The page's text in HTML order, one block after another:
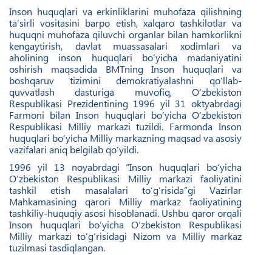
Inson huquqlari va erkinliklarini muhofaza qilishning
ta’sirli vositasini barpo etish, xalqaro tashkilotlar va
huquqni muhofaza qiluvchi organlar bilan hamkorlikni
kengaytirish, davlat muassasalari xodimlari va
aholining inson huquqlari bo‘yicha madaniyatini
oshirish maqsadida BMTning Inson huquqlari va
boshqaruv tizimini demokratiyalashni qo‘llab-
quvvatlash dasturiga muvofiq, O‘zbekiston
Respublikasi Prezidentining 1996 yil 31 oktyabrdagi
Farmoni bilan Inson huquqlari bo‘yicha O‘zbekiston
Respublikasi Milliy markazi tuzildi. Farmonda Inson
huquqlari bo‘yicha Milliy markazning maqsad va asosiy
vazifalari aniq belgilab qo‘yildi.
1996 yil 13 noyabrdagi “Inson huquqlari bo‘yicha
O‘zbekiston Respublikasi Milliy markazi faoliyatini
tashkil etish masalalari to‘g‘risida”gi Vazirlar
Mahkamasining qarori Milliy markaz faoliyatining
tashkiliy-huquqiy asosi hisoblanadi. Ushbu qaror orqali
Inson huquqlari bo‘yicha O‘zbekiston Respublikasi
Milliy markazi to‘g‘risidagi Nizom va Milliy markaz
tuzilmasi tasdiqlangan.